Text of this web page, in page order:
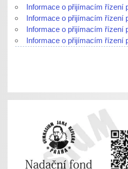
Informace o přijímacím řízení
Informace o přijímacím řízení
Informace o přijímacím řízení
Informace o přijímacím řízení